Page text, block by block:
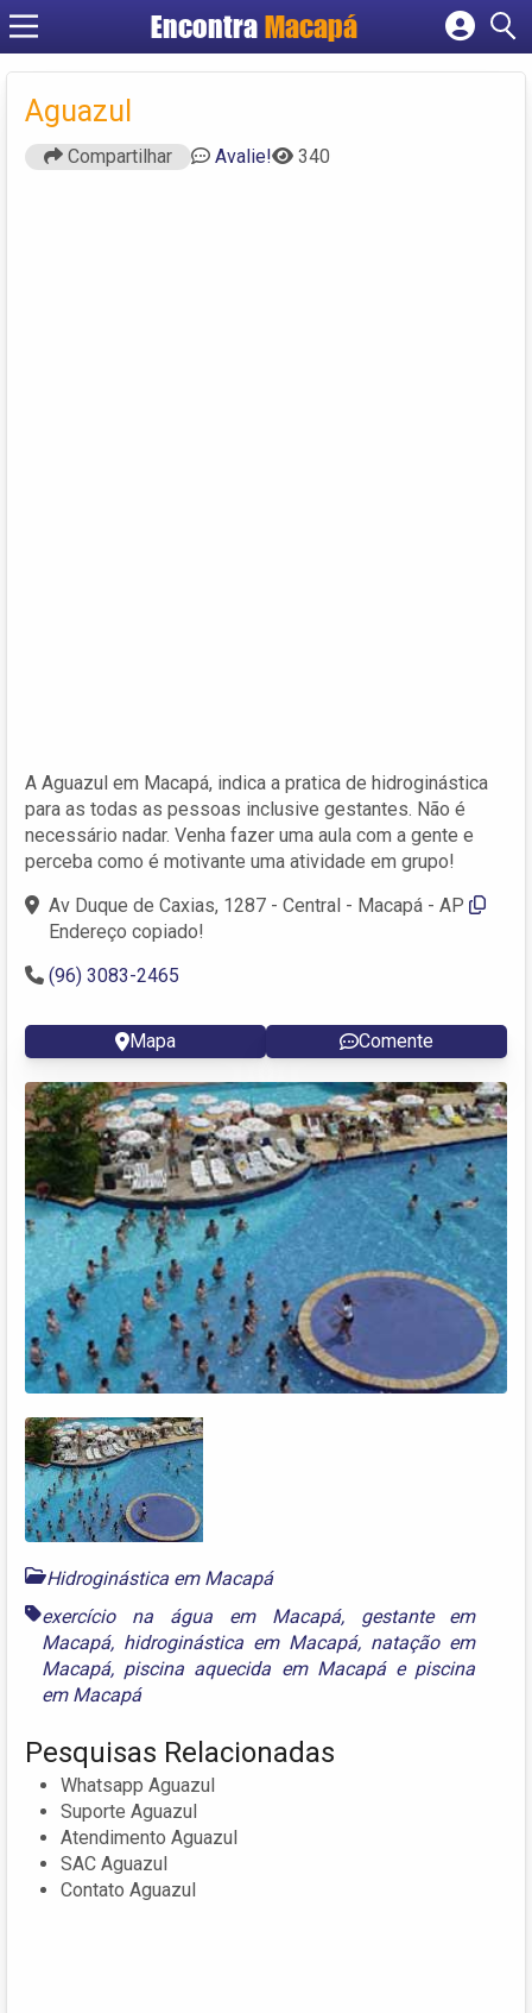
EncontraMacapá
Cadastrar empresa
Aguazul
Compartilhar Avalie! 340
A Aguazul em Macapá, indica a pratica de hidroginástica
para as todas as pessoas inclusive gestantes. Não é
necessário nadar. Venha fazer uma aula com a gente e
perceba como é motivante uma atividade em grupo!
Av Duque de Caxias, 1287 - Central - Macapá - AP
Endereço copiado!
(96) 3083-2465
Mapa Comente
Hidroginástica em Macapá
exercício na água em Macapá, gestante em
Macapá, hidroginástica em Macapá, natação em
Macapá, piscina aquecida em Macapáe piscina
em Macapá
Pesquisas Relacionadas
Whatsapp Aguazul
Suporte Aguazul
Atendimento Aguazul
SAC Aguazul
Contato Aguazul